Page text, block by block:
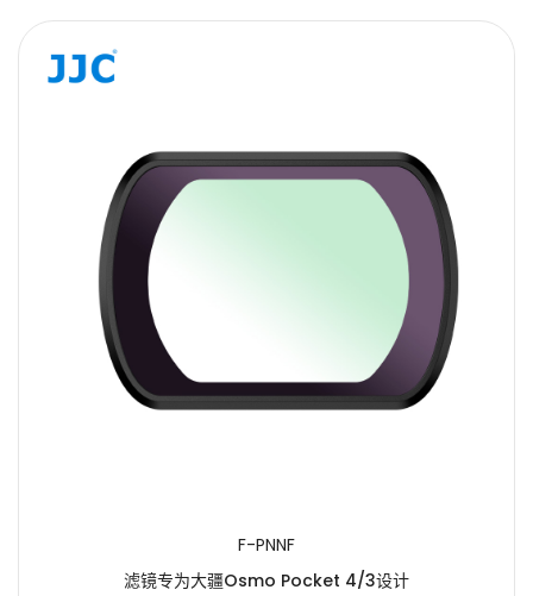
F-PNNF
滤镜专为大疆Osmo Pocket 4/3设计